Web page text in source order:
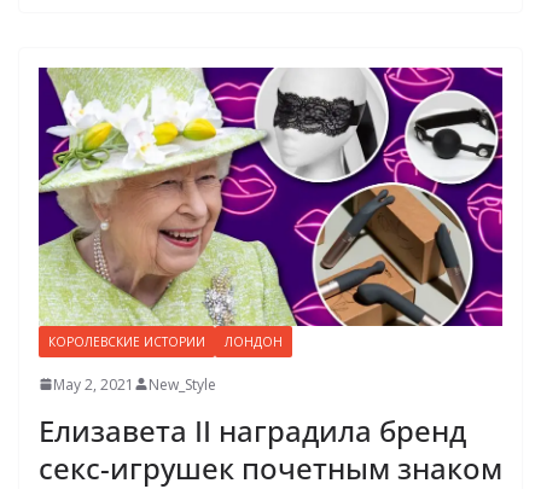
КОРОЛЕВСКИЕ ИСТОРИИ ЛОНДОН
May 2, 2021 New_Style
Елизавета II наградила бренд
секс-игрушек почетным знаком